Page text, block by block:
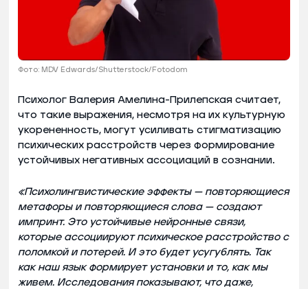
Фото: MDV Edwards/Shutterstock/Fotodom
Психолог Валерия Амелина-Прилепская считает,
что такие выражения, несмотря на их культурную
укорененность, могут усиливать стигматизацию
психических расстройств через формирование
устойчивых негативных ассоциаций в сознании.
«Психолингвистические эффекты — повторяющиеся
метафоры и повторяющиеся слова — создают
импринт. Это устойчивые нейронные связи,
которые ассоциируют психическое расстройство с
поломкой и потерей. И это будет усугублять. Так
как наш язык формирует установки и то, как мы
живем. Исследования показывают, что даже,